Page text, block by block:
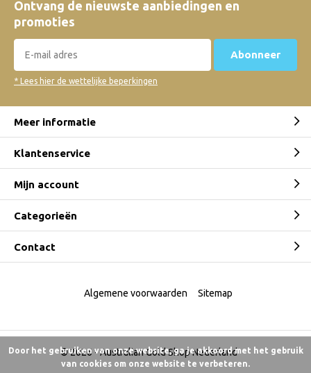
Ontvang de nieuwste aanbiedingen en
promoties
Abonneer
* Lees hier de wettelijke beperkingen
Meer informatie
Klantenservice
Mijn account
Categorieën
Contact
© 2026 -Australian Gold Shop Nederland
Algemene voorwaarden Sitemap
Door het gebruiken van onze website, ga je akkoord met het gebruik
van cookies om onze website te verbeteren.